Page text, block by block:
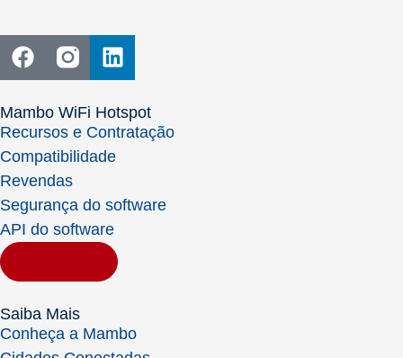
Mambo WiFi Hotspot
Recursos e Contratação
Compatibilidade
Revendas
Segurança do software
API do software
Saiba Mais
Conheça a Mambo